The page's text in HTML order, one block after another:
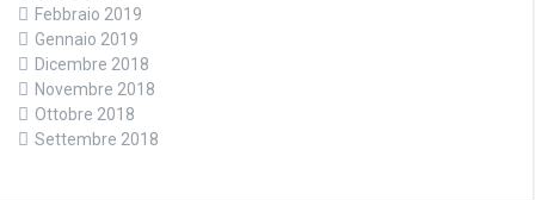
Febbraio 2019
Gennaio 2019
Dicembre 2018
Novembre 2018
Ottobre 2018
Settembre 2018